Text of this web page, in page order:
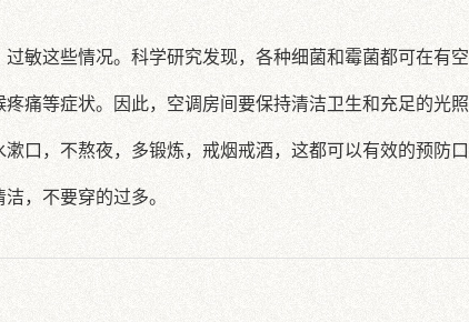
敏这些情况。科学研究发现，各种细菌和霉菌都可在有
等症状。因此，空调房间要保持清洁卫生和充足的光照
口，不熬夜，多锻炼，戒烟戒酒，这都可以有效的预防口
，不要穿的过多。